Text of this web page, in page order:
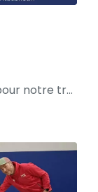
[ Tournoi de Noël ] Les inscriptions pour notre traditionnel tournoi mini basket sont lancées >>> N’hésitez pas à contacter Cécile au secrétariat pour plus d’informations >>>